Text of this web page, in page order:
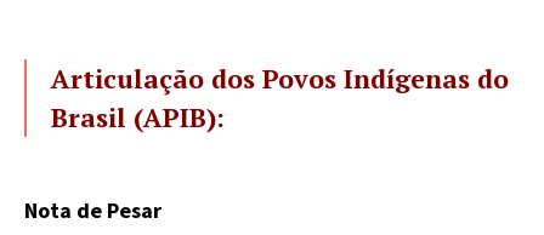
Articulação dos Povos Indígenas do
Brasil (APIB):
Nota de Pesar